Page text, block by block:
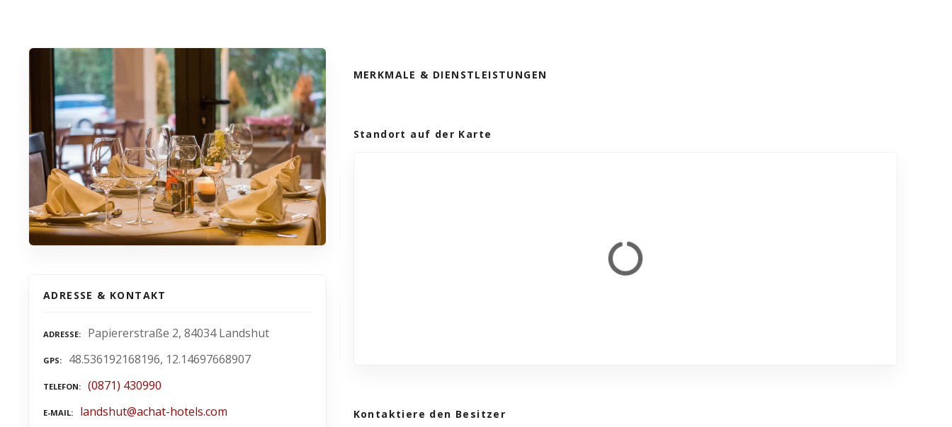
ADRESSE & KONTAKT
ADRESSE Papiererstraße 2, 84034 Landshut
GPS 48.536192168196, 12.14697668907
TELEFON (0871) 430990
E-MAIL landshut@achat-hotels.com
MERKMALE & DIENSTLEISTUNGEN
Standort auf der Karte
Kontaktiere den Besitzer